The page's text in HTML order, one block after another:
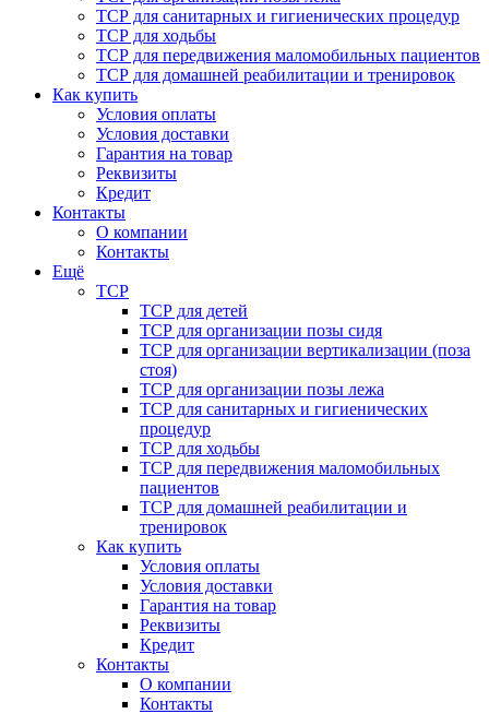
ТСР для санитарных и гигиенических процедур
ТСР для ходьбы
ТСР для передвижения маломобильных пациентов
ТСР для домашней реабилитации и тренировок
Как купить
Условия оплаты
Условия доставки
Гарантия на товар
Реквизиты
Кредит
Контакты
О компании
Контакты
Ещё
ТСР
ТСР для детей
ТСР для организации позы сидя
ТСР для организации вертикализации (поза
стоя)
ТСР для организации позы лежа
ТСР для санитарных и гигиенических
процедур
ТСР для ходьбы
ТСР для передвижения маломобильных
пациентов
ТСР для домашней реабилитации и
тренировок
Как купить
Условия оплаты
Условия доставки
Гарантия на товар
Реквизиты
Кредит
Контакты
О компании
Контакты